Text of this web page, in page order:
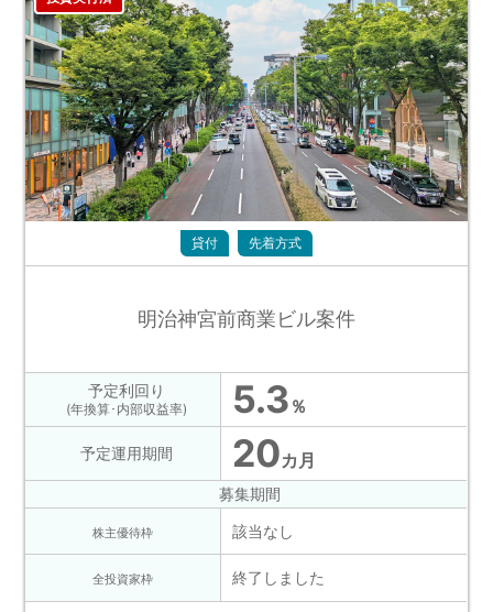
貸付 先着方式
明治神宮前商業ビル案件
予定利回り
(年換算･内部収益率) 5.3 ％
予定運用期間 20カ月
募集期間
株主優待枠
全投資家枠
該当なし
終了しました